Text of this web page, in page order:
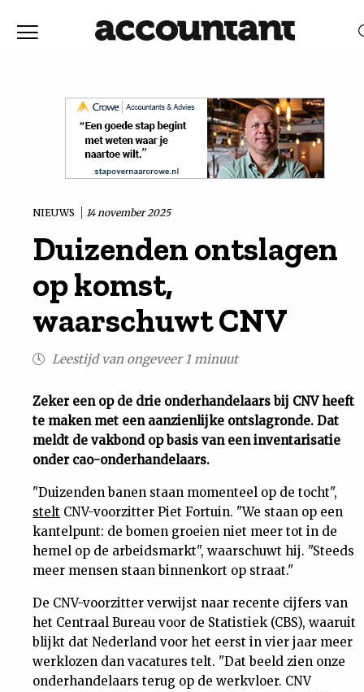
Vaktechniek
Achtergrond
Uit
Feiten
Cijfers
Tuchtrecht
Magazine
Podcast
NIEUWS 14 november 2025
Duizenden ontslagen
op komst,
waarschuwt CNV
Leestijd van ongeveer 1 minuut
Zeker een op de drie onderhandelaars bij CNV heeft
te maken met een aanzienlijke ontslagronde. Dat
meldt de vakbond op basis van een inventarisatie
onder cao-onderhandelaars.
"Duizenden banen staan momenteel op de tocht",
stelt CNV-voorzitter Piet Fortuin. "We staan op een
kantelpunt: de bomen groeien niet meer tot in de
hemel op de arbeidsmarkt", waarschuwt hij. "Steeds
meer mensen staan binnenkort op straat."
De CNV-voorzitter verwijst naar recente cijfers van
het Centraal Bureau voor de Statistiek (CBS), waaruit
blijkt dat Nederland voor het eerst in vier jaar meer
werklozen dan vacatures telt. "Dat beeld zien onze
onderhandelaars terug op de werkvloer. CNV
RELEVANTIEDATUM